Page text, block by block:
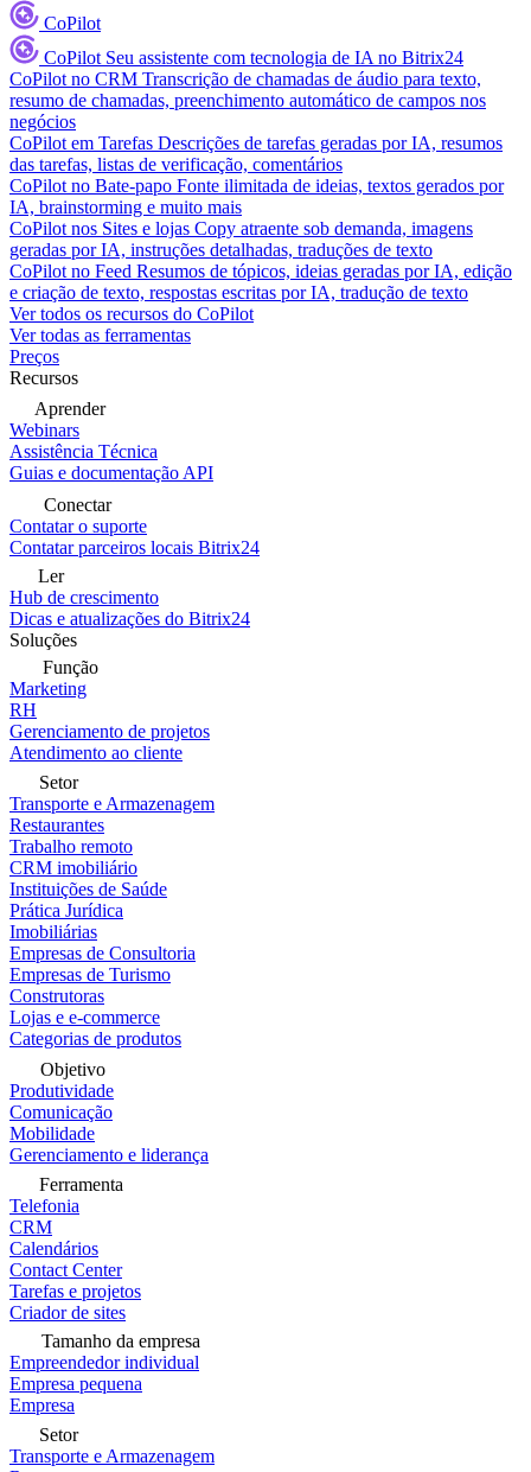
CoPilot
CoPilot Seu assistente com tecnologia de IA no Bitrix24
CoPilot no CRM Transcrição de chamadas de áudio para texto,
resumo de chamadas, preenchimento automático de campos nos
negócios
CoPilot em Tarefas Descrições de tarefas geradas por IA, resumos
das tarefas, listas de verificação, comentários
CoPilot no Bate-papo Fonte ilimitada de ideias, textos gerados por
IA, brainstorming e muito mais
CoPilot nos Sites e lojas Copy atraente sob demanda, imagens
geradas por IA, instruções detalhadas, traduções de texto
CoPilot no Feed Resumos de tópicos, ideias geradas por IA, edição
e criação de texto, respostas escritas por IA, tradução de texto
Ver todos os recursos do CoPilot
Ver todas as ferramentas
Preços
Recursos
Aprender
Webinars
Assistência Técnica
Guias e documentação API
Conectar
Contatar o suporte
Contatar parceiros locais Bitrix24
Ler
Hub de crescimento
Dicas e atualizações do Bitrix24
Soluções
Função
Marketing
RH
Gerenciamento de projetos
Atendimento ao cliente
Setor
Transporte e Armazenagem
Restaurantes
Trabalho remoto
CRM imobiliário
Instituições de Saúde
Prática Jurídica
Imobiliárias
Empresas de Consultoria
Empresas de Turismo
Construtoras
Lojas e e-commerce
Categorias de produtos
Objetivo
Produtividade
Comunicação
Mobilidade
Gerenciamento e liderança
Ferramenta
Telefonia
CRM
Calendários
Contact Center
Tarefas e projetos
Criador de sites
Tamanho da empresa
Empreendedor individual
Empresa pequena
Empresa
Setor
Transporte e Armazenagem